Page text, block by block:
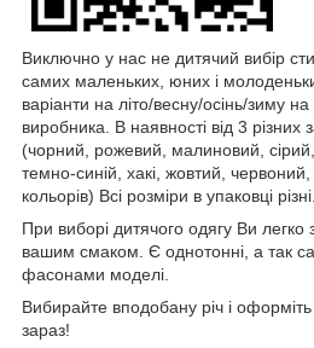
Виключно у нас не дитячий вибір
самих маленьких, юних і
варіанти на літо/весну/осінь/зиму
виробника. В наявності від 3 різних
(чорний, рожевий, малиновий,
темно-синій, хакі, жовтий,
кольорів) Всі розміри в упаковці різні.
При виборі дитячого одягу Ви легко
вашим смаком. Є однотонні, а так
фасонами моделі.
Вибирайте вподобану річ і
зараз!